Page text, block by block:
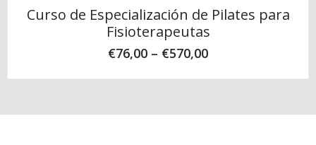
Curso de Especialización de Pilates para
Fisioterapeutas
€76,00 – €570,00